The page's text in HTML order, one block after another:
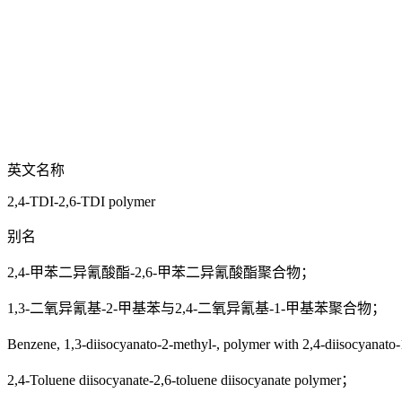
英文名称
2,4-TDI-2,6-TDI polymer
别名
2,4-甲苯二异氰酸酯-2,6-甲苯二异氰酸酯聚合物；
1,3-二氧异氰基-2-甲基苯与2,4-二氧异氰基-1-甲基苯聚合物；
Benzene, 1,3-diisocyanato-2-methyl-, polymer with 2,4-diisocyanato-
2,4-Toluene diisocyanate-2,6-toluene diisocyanate polymer；